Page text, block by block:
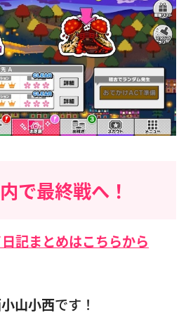
で最終戦へ！
記まとめはこちらから
山小西です！